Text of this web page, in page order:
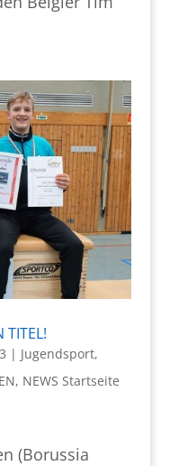
TITEL!
| Jugendsport,
, NEWS Startseite
(Borussia